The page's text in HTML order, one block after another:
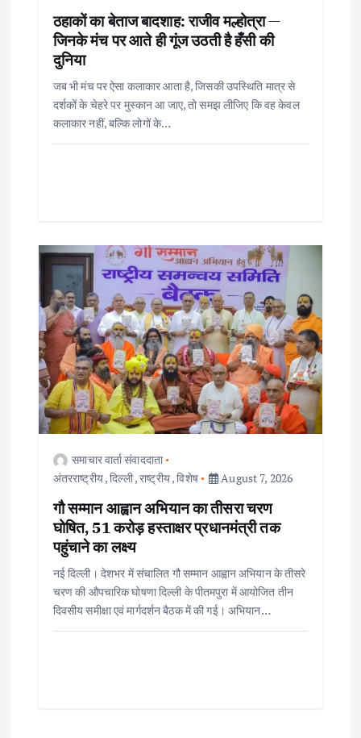
ठहाकों का बेताज बादशाह: राजीव मल्होत्रा —
जिनके मंच पर आते ही गूंज उठती है हँसी की
दुनिया
जब भी मंच पर ऐसा कलाकार आता है, जिसकी उपस्थिति मात्र से
दर्शकों के चेहरे पर मुस्कान आ जाए, तो समझ लीजिए कि वह केवल
कलाकार नहीं, बल्कि लोगों के…
समाचार वार्ता संवाददाता
अंतरराष्ट्रीय,दिल्ली,राष्ट्रीय,विशेष August 7, 2026
गौ सम्मान आह्वान अभियान का तीसरा चरण
घोषित, 51 करोड़ हस्ताक्षर प्रधानमंत्री तक
पहुंचाने का लक्ष्य
नई दिल्ली। देशभर में संचालित गौ सम्मान आह्वान अभियान के तीसरे
चरण की औपचारिक घोषणा दिल्ली के पीतमपुरा में आयोजित तीन
दिवसीय समीक्षा एवं मार्गदर्शन बैठक में की गई। अभियान…